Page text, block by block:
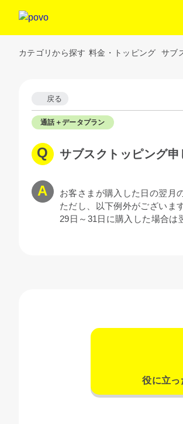
カテゴリから探す 料金・トッピング サブ
戻る
通話＋データプラン
サブスクトッピング
お客さまが購入した日の翌月
ただし、以下例外がございま
29日～31日に購入した場合は
役に立っ